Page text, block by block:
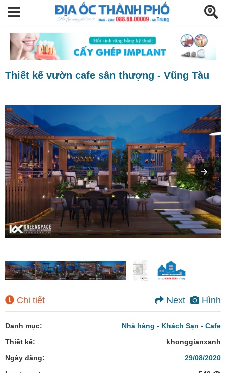
Thiết kế vườn cafe sân thượng - Vũng Tàu
Chi tiết Hình
Next
Danh mục:
Nhà hàng - Khách Sạn - Cafe
Thiết kế:
khonggianxanh
Ngày đăng:
29/08/2020